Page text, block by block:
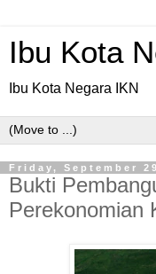
Ibu Kota
Ibu Kota Negara IKN
Friday, September
Bukti
Perekonomian